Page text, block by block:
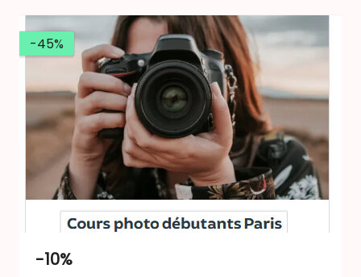
-45%
-10%